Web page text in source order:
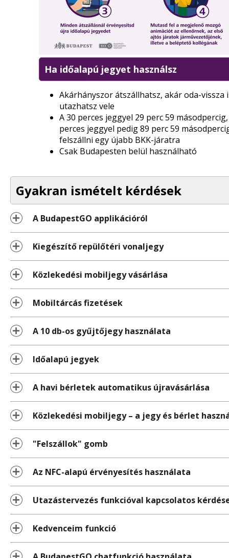
Ha időalapú jegyet használsz
Akárhányszor átszállhatsz, akár oda-vissza
utazhatsz vele
A 30 perces jeggyel 29 perc 59
perces jeggyel pedig 89 perc 59
felszállni egy újabb BKK-járatra
Csak Budapesten belül használható
Gyakran ismételt kérdések
A BudapestGO applikációról
Kiegészítő repülőtéri vonaljegy
Közlekedési mobiljegy vásárlása
Mobiltárcás fizetések
A 10 db-os gyűjtőjegy használata
Időalapú jegyek
A havi bérletek automatikus újravásárlása
Közlekedési mobiljegy – a jegy és bérlet
"Felszállok" gomb
Az NFC-alapú érvényesítés használata
Utazástervezés funkcióval kapcsolatos
Kedvenceim funkció